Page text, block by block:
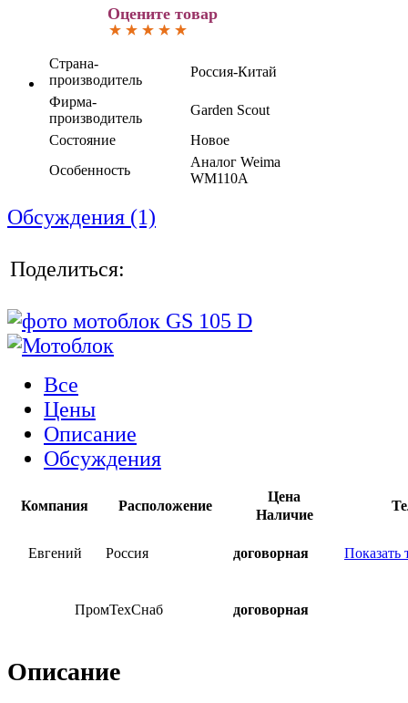
Оцените товар
Страна-
производитель
Россия-Китай
Фирма-
производитель
Garden Scout
Состояние
Новое
Особенность
Аналог Weima
WM110A
Обсуждения (1)
Поделиться:
Все
Цены
Описание
Обсуждения
Компания Расположение
Цена
Наличие
Евгений Россия договорная Показать
ПромТехСнаб договорная
Описание